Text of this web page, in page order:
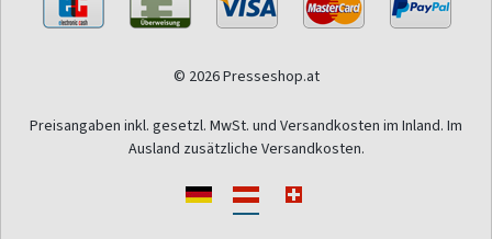
© 2026 Presseshop.at
Preisangaben inkl. gesetzl. MwSt. und Versandkosten im Inland. Im
Ausland zusätzliche Versandkosten.